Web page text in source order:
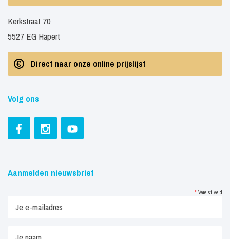
Kerkstraat 70
5527 EG Hapert
Direct naar onze online prijslijst
Volg ons
Aanmelden nieuwsbrief
* Vereist veld